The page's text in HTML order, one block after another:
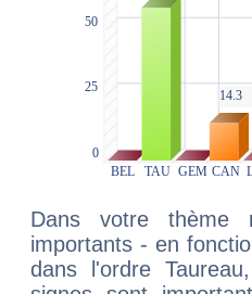
Dans votre thème
importants - en
dans l'ordre